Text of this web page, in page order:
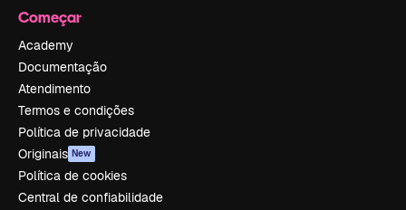
Começar
Academy
Documentação
Atendimento
Termos e condições
Política de privacidade
Originais New
Política de cookies
Central de confiabilidade